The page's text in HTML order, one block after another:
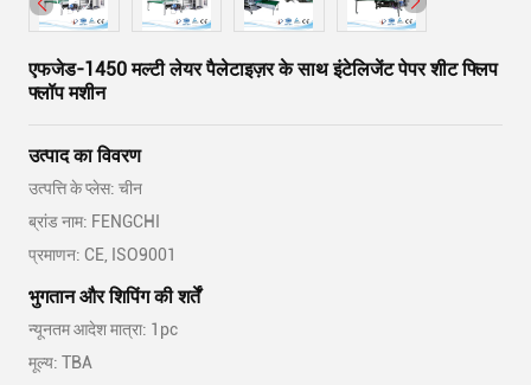
एफजेड-1450 मल्टी लेयर पैलेटाइज़र के साथ इंटेलिजेंट पेपर शीट फ्लिप
फ्लॉप मशीन
उत्पाद का विवरण
उत्पत्ति के प्लेस: चीन
ब्रांड नाम: FENGCHI
प्रमाणन: CE, ISO9001
भुगतान और शिपिंग की शर्तें
न्यूनतम आदेश मात्रा: 1pc
मूल्य: TBA